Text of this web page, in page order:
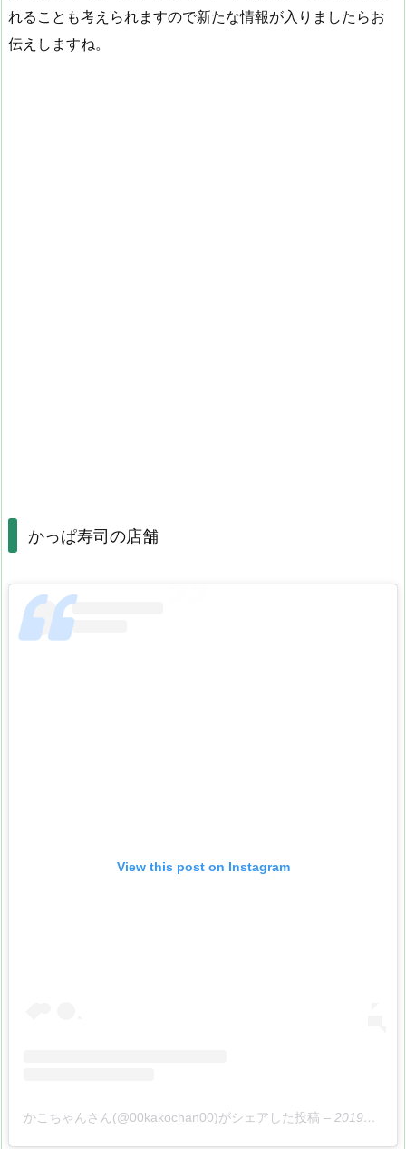
れることも考えられますので新たな情報が入りましたらお
伝えしますね。
かっぱ寿司の店舗
View this post on Instagram
かこちゃんさん(@00kakochan00)がシェアした投稿 – 2019年 4月月27日午前3時24分PDT